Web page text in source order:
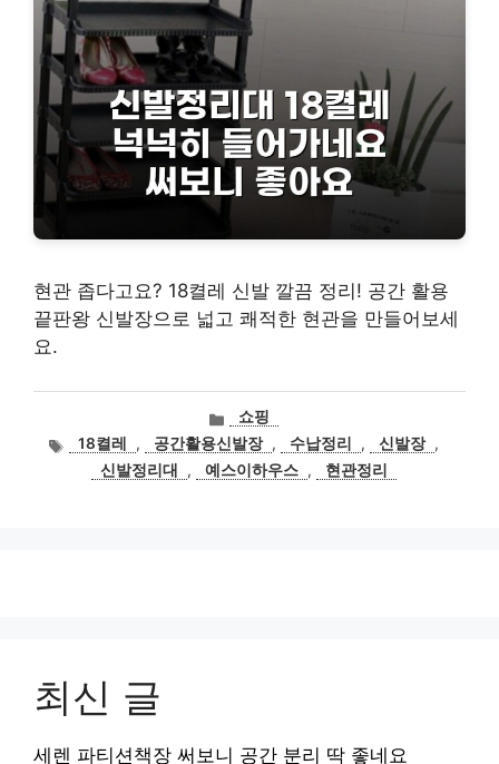
현관 좁다고요? 18켤레 신발 깔끔 정리! 공간 활용
끝판왕 신발장으로 넓고 쾌적한 현관을 만들어보세
요.
카
테
고
리
쇼핑
태18켤레 , 공간활용신발장 , 수납정리 , 신발장 ,
신발정리대
, 예스이하우스 , 현관정리
최신 글
세렌 파티션책장 써보니 공간 분리 딱 좋네요